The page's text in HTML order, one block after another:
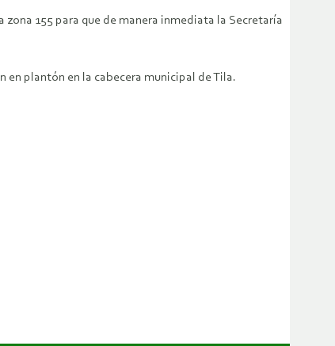
155 para que de manera inmediata la Secretaría
en plantón en la cabecera municipal de Tila.